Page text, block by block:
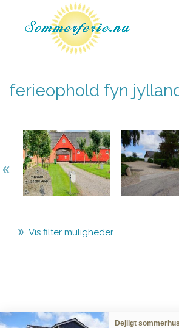
ferieophold fyn
Vis filter muligheder
Dejligt